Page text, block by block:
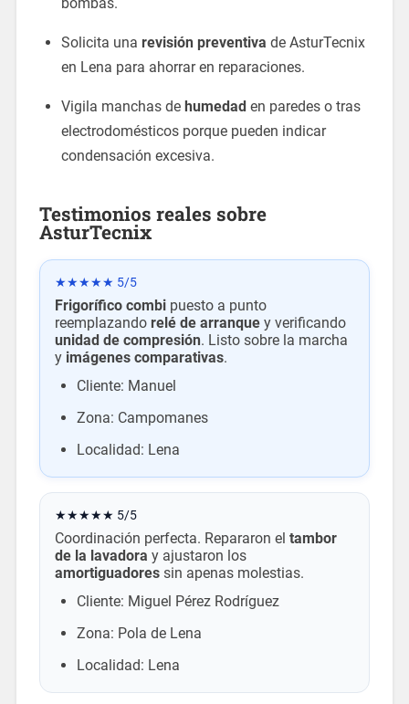
Solicita una revisión preventiva de AsturTecnix
en Lena para ahorrar en reparaciones.
Vigila manchas de humedaden paredes o tras
electrodomésticos porque pueden indicar
condensación excesiva.
Testimonios reales sobre
AsturTecnix
★★★★★ 5/5
Frigorífico combipuesto a punto
reemplazando relé de arranquey verificando
unidad de compresión. Listo sobre la marcha
y imágenes comparativas.
Cliente: Manuel
Zona: Campomanes
Localidad: Lena
★★★★★ 5/5
Coordinación perfecta. Repararon el tambor
de la lavadora y ajustaron los
amortiguadoressin apenas molestias.
Cliente: Miguel Pérez Rodríguez
Zona: Pola de Lena
Localidad: Lena